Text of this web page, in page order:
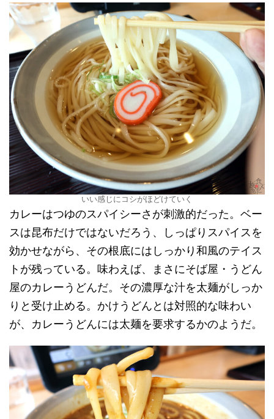
いい感じにコシがほどけていく
カレーはつゆのスパイシーさが刺激的だった。ベー
スは昆布だけではないだろう、しっぱりスパイスを
効かせながら、その根底にはしっかり和風のテイス
トが残っている。味わえば、まさにそば屋・うどん
屋のカレーうどんだ。その濃厚な汁を太麺がしっか
りと受け止める。かけうどんとは対照的な味わい
が、カレーうどんには太麺を要求するかのようだ。